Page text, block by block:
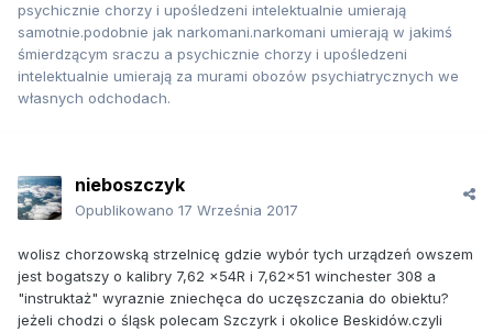
psychicznie chorzy i upośledzeni intelektualnie umierają
samotnie.podobnie jak narkomani.narkomani umierają w jakimś
śmierdzącym sraczu a psychicznie chorzy i upośledzeni
intelektualnie umierają za murami obozów psychiatrycznych we
własnych odchodach.
nieboszczyk
Opublikowano 17 Września 2017
wolisz chorzowską strzelnicę gdzie wybór tych urządzeń owszem
jest bogatszy o kalibry 7,62 x54R i 7,62x51 winchester 308 a
"instruktaż" wyraznie zniechęca do uczęszczania do obiektu?
jeżeli chodzi o śląsk polecam Szczyrk i okolice Beskidów.czyli